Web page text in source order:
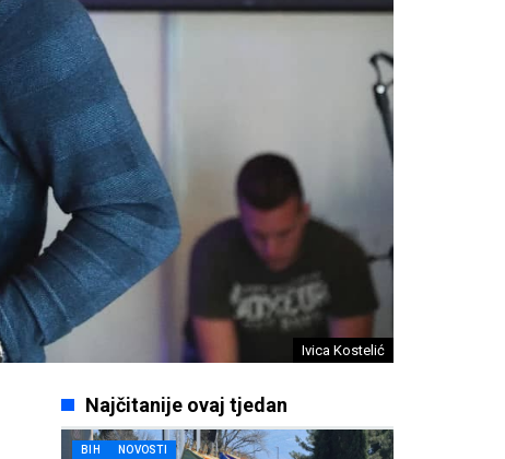
Ivica Kostelić
Najčitanije ovaj tjedan
BIH NOVOSTI